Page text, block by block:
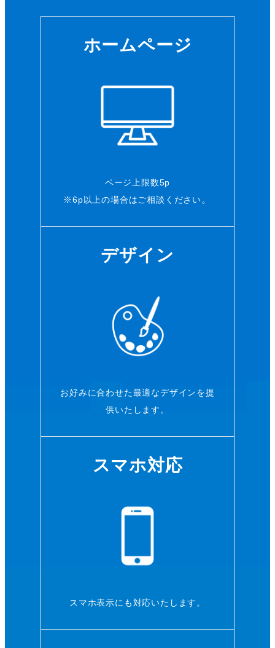
ホームページ
ページ上限数5p
※6p以上の場合はご相談ください。
デザイン
お好みに合わせた最適なデザインを提
供いたします。
スマホ対応
スマホ表示にも対応いたします。